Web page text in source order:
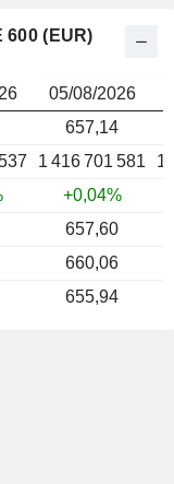
(EUR)
05/08/2026
657,14
1 416 701 581
1
+0,04%
657,60
660,06
655,94